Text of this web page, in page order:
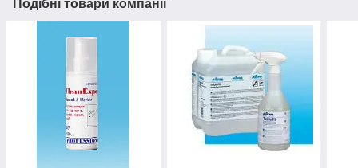
Подібні товари компанії